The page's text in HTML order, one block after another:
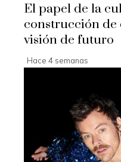
El papel de la
construcción de
visión de futuro
Hace 4 semanas